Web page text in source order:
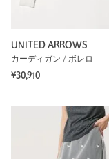
UNITED ARROWS
カーディガン / ボレロ
¥30,910